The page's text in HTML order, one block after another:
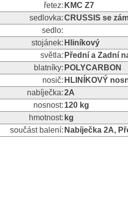
řetez: KMC Z7
sedlovka:CRUSSIS se
sedlo:
stojánek: Hliníkový
světla: Přední a Zadní
blatníky: POLYCARBON
nosič: HLINÍKOVÝ
nabíječka:2A
nosnost: 120 kg
hmotnost: kg
součást balení: Nabíječka 2A,